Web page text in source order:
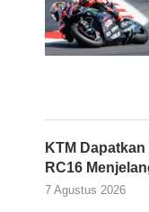
KTM
RC16
7 Agustus 2026